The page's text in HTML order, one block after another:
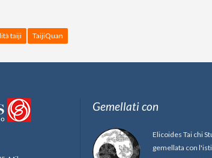
taiji TaijiQuan
Gemellati con
Elicoides Tai chi
gemellata con